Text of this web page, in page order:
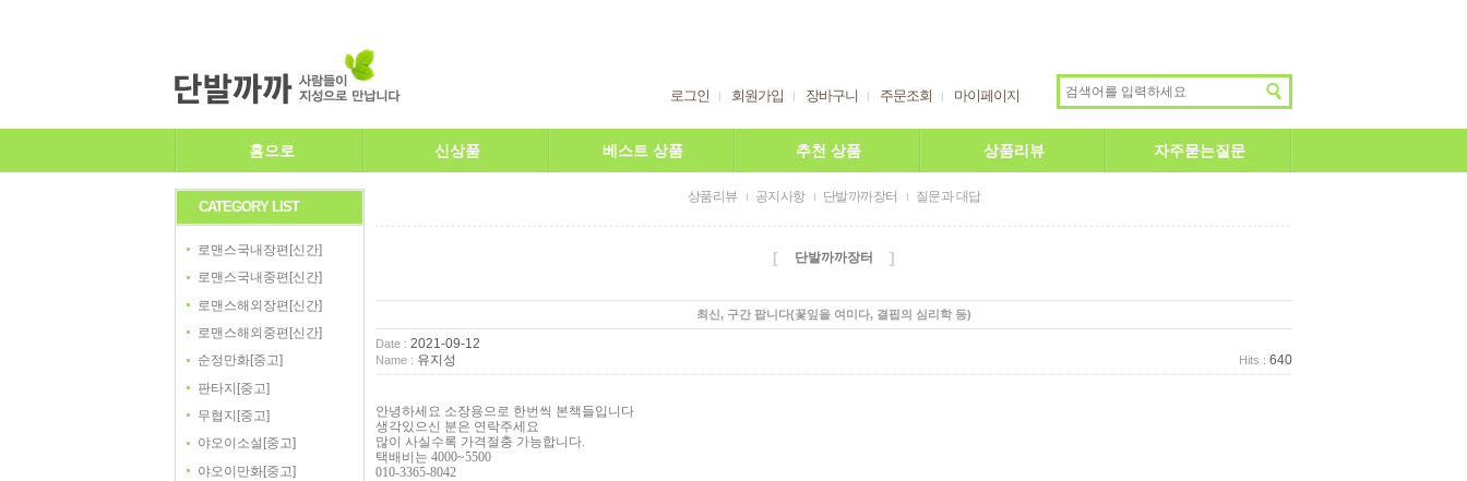
로그인 회원가입 장바구니 주문조회 마이페이지
홈으로 신상품 베스트 상품 추천 상품 상품리뷰 자주묻는질문
CATEGORY LIST
로맨스국내장편[신간]
로맨스국내중편[신간]
로맨스해외장편[신간]
로맨스해외중편[신간]
순정만화[중고]
판타지[중고]
무협지[중고]
야오이소설[중고]
야오이만화[중고]
상품리뷰 공지사항 단발까까장터 질문과 대답
[ 단발까까장터 ]
최신, 구간 팝니다(꽃잎을 여미다, 결핍의 심리학 등)
Date : 2021-09-12
Name : 유지성 Hits : 640
안녕하세요 소장용으로 한번씩 본책들입니다
생각있으신 분은 연락주세요
많이 사실수록 가격절충 가능합니다.
택배비는 4000~5500
010-3365-8042